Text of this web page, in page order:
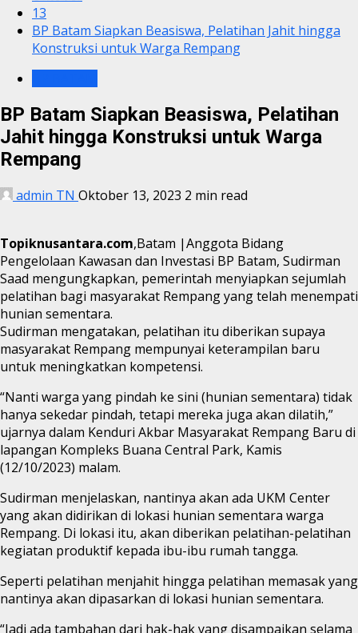
13
BP Batam Siapkan Beasiswa, Pelatihan Jahit hingga
Konstruksi untuk Warga Rempang
BP Batam Siapkan Beasiswa, Pelatihan
Jahit hingga Konstruksi untuk Warga
Rempang
admin TN Oktober 13, 2023 2 min read
Topiknusantara.com,Batam |Anggota Bidang
Pengelolaan Kawasan dan Investasi BP Batam, Sudirman
Saad mengungkapkan, pemerintah menyiapkan sejumlah
pelatihan bagi masyarakat Rempang yang telah menempati
hunian sementara.
Sudirman mengatakan, pelatihan itu diberikan supaya
masyarakat Rempang mempunyai keterampilan baru
untuk meningkatkan kompetensi.
“Nanti warga yang pindah ke sini (hunian sementara) tidak
hanya sekedar pindah, tetapi mereka juga akan dilatih,”
ujarnya dalam Kenduri Akbar Masyarakat Rempang Baru di
lapangan Kompleks Buana Central Park, Kamis
(12/10/2023) malam.
Sudirman menjelaskan, nantinya akan ada UKM Center
yang akan didirikan di lokasi hunian sementara warga
Rempang. Di lokasi itu, akan diberikan pelatihan-pelatihan
kegiatan produktif kepada ibu-ibu rumah tangga.
Seperti pelatihan menjahit hingga pelatihan memasak yang
nantinya akan dipasarkan di lokasi hunian sementara.
“Jadi ada tambahan dari hak-hak yang disampaikan selama